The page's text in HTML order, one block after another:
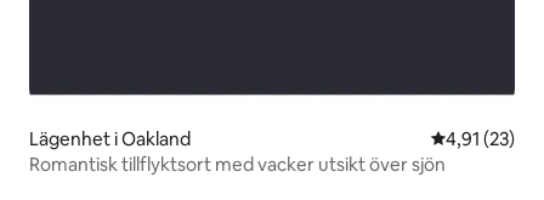
Lägenhet i Oakland 4,91 av 5 i
4,91 (23)
Romantisk tillflyktsort med vacker utsikt över sjön